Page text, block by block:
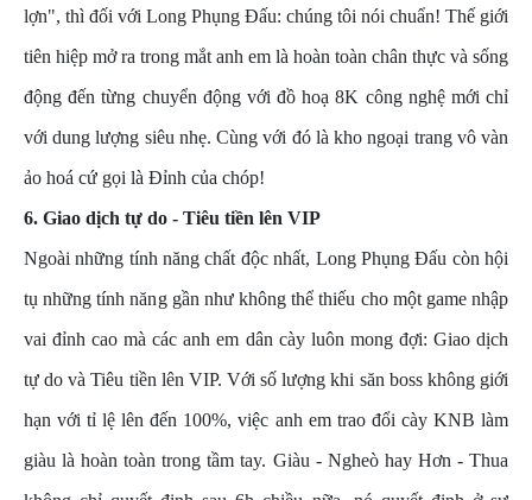
lợn", thì đối với Long Phụng Đấu: chúng tôi nói chuẩn! Thế giới
tiên hiệp mở ra trong mắt anh em là hoàn toàn chân thực và sống
động đến từng chuyển động với đồ hoạ 8K công nghệ mới chỉ
với dung lượng siêu nhẹ. Cùng với đó là kho ngoại trang vô vàn
ảo hoá cứ gọi là Đỉnh của chóp!
6. Giao dịch tự do - Tiêu tiền lên VIP
Ngoài những tính năng chất độc nhất, Long Phụng Đấu còn hội
tụ những tính năng gần như không thể thiếu cho một game nhập
vai đỉnh cao mà các anh em dân cày luôn mong đợi: Giao dịch
tự do và Tiêu tiền lên VIP. Với số lượng khi săn boss không giới
hạn với tỉ lệ lên đến 100%, việc anh em trao đổi cày KNB làm
giàu là hoàn toàn trong tầm tay. Giàu - Ngheò hay Hơn - Thua